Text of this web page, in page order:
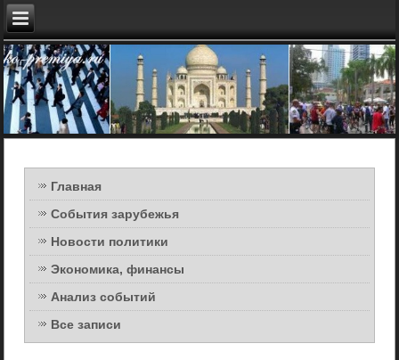
Главная
События зарубежья
Новости политики
Экономика, финансы
Анализ событий
Все записи